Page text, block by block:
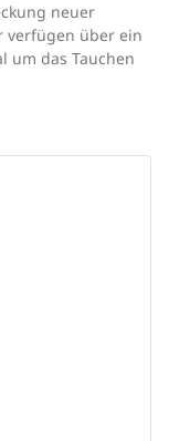
neuer
verfügen über ein
um das Tauchen